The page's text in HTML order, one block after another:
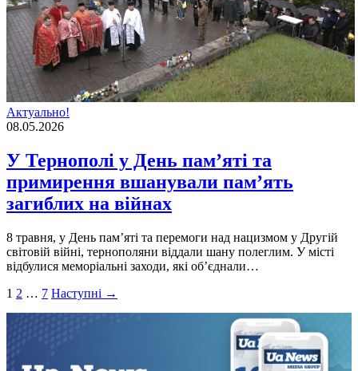
Актуально!
08.05.2026
У Тернополі у День пам’яті та
примирення вшанували пам’ять
загиблих на війнах
8 травня, у День пам’яті та перемоги над нацизмом у Другій
світовій війні, тернополяни віддали шану полеглим. У місті
відбулися меморіальні заходи, які об’єднали…
Пагінація
записів
1 2 … 7 Наступні →